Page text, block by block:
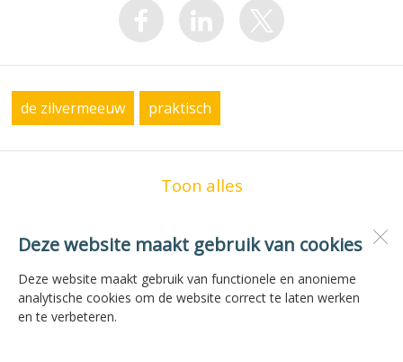
Deze website maakt gebruik van cookies
Deze website maakt gebruik van functionele en anonieme
analytische cookies om de website correct te laten werken
en te verbeteren.
de zilvermeeuw praktisch
Toon alles
OBS de Zilvermeeuw
1771 JG Wieringerwerf